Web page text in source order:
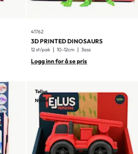
41762
3D PRINTED DINOSAURS
12 st/pak 10-12cm 3ass
Logg inn for å se pris
Tellus
Nyhet